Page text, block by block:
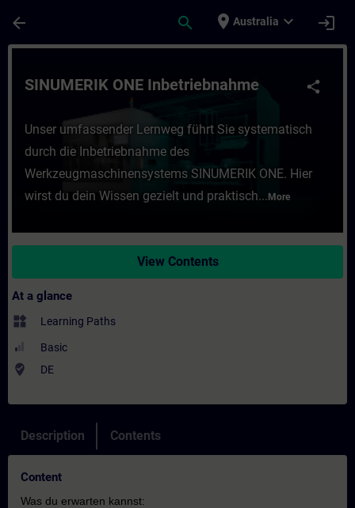
arrow_back search place Australia expand_more login
share
SINUMERIK ONE Inbetriebnahme
Unser umfassender Lernweg führt Sie systematisch
durch die Inbetriebnahme des
Werkzeugmaschinensystems SINUMERIK ONE. Hier
wirst du dein Wissen gezielt und praktisch... More
View Contents
At a glance
widgets Learning Paths
Basic
where_to_vote DE
Description Contents
Content
Was du erwarten kannst: